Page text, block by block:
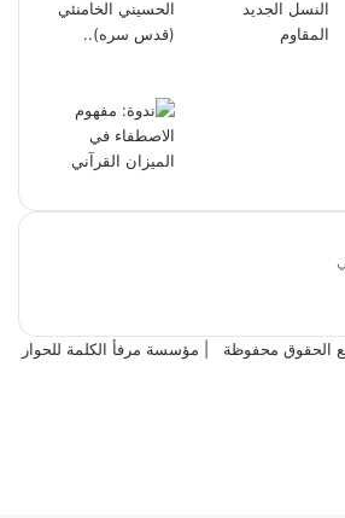
مؤسسة مرفأ الكلمة للحوار